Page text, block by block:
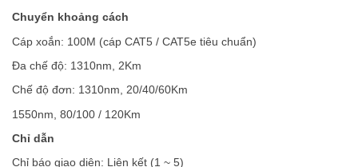
Chuyển khoảng cách
Cáp xoắn: 100M (cáp CAT5 / CAT5e tiêu chuẩn)
Đa chế độ: 1310nm, 2Km
Chế độ đơn: 1310nm, 20/40/60Km
1550nm, 80/100 / 120Km
Chỉ dẫn
Chỉ báo giao diện: Liên kết (1 ~ 5)